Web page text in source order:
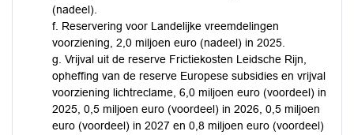
(nadeel).
f. Reservering voor Landelijke vreemdelingen
voorziening, 2,0 miljoen euro (nadeel) in 2025.
g. Vrijval uit de reserve Frictiekosten Leidsche Rijn,
opheffing van de reserve Europese subsidies en vrijval
voorziening lichtreclame, 6,0 miljoen euro (voordeel) in
2025, 0,5 miljoen euro (voordeel) in 2026, 0,5 miljoen
euro (voordeel) in 2027 en 0,8 miljoen euro (voordeel)